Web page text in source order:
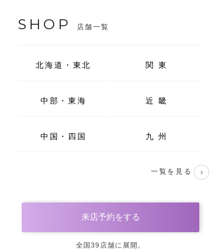
SHOP 店舗一覧
北海道・東北 関 東
中部・東海 近 畿
中国・四国 九 州
一覧を見る
来店予約をする
全国39店舗に展開。